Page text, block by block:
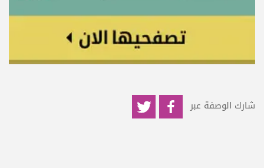
شارك الوصفة عبر